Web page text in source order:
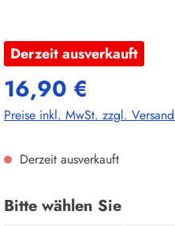
Derzeit ausverkauft
16,90 €
Preise inkl. MwSt. zzgl.
Derzeit ausverkauft
Bitte wählen Sie